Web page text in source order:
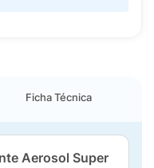
Ficha Técnica
Aerosol Super